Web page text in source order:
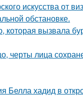
искусства от
обстановке.
вызвала
черты лица
Белла хадид в